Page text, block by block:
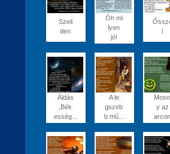
Szeli
den
Óh mi
lyen
jó!
l
Áldás
,Bék
esség...
A le
gszeb
b mű...
y az
arcon